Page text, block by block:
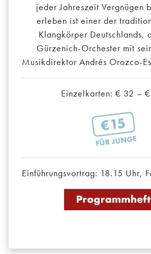
jeder Jahreszeit Vergnügen
erleben ist einer der
Klangkörper Deutschlands,
Gürzenich-Orchester mit
Musikdirektor Andrés Orozco-
Einzelkarten: € 32 – €
Einführungsvortrag: 18.15 Uhr,